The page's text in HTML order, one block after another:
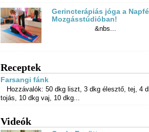
Gerincterápiás jóga a
Mozgásstúdióban!
&nbs...
Receptek
Farsangi fánk
Hozzávalók: 50 dkg liszt, 3 dkg élesztő, tej, 4
tojás, 10 dkg vaj, 10 dkg...
Videók